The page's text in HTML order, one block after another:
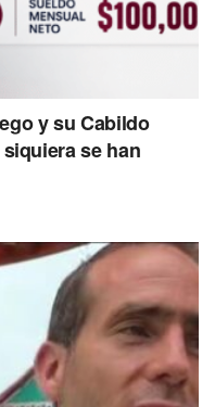
y su Cabildo
se han